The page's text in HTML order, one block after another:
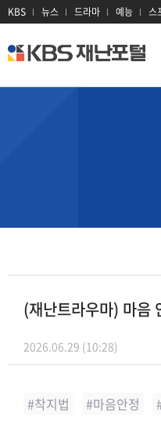
KBS 뉴스 드라마 예능 스
kbs
재
호우
산사태
폭염
감염병
전력
방사선
(재난트라우마) 마음
2026.06.29 (10:28)
착지법 마음안정